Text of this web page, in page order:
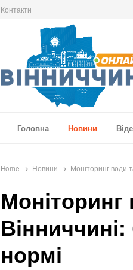
Контакти
Головна
Новини
Home Новини Моніторинг води
Моніторинг
нормі